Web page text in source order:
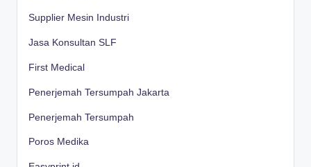
Supplier Mesin Industri
Jasa Konsultan SLF
First Medical
Penerjemah Tersumpah Jakarta
Penerjemah Tersumpah
Poros Medika